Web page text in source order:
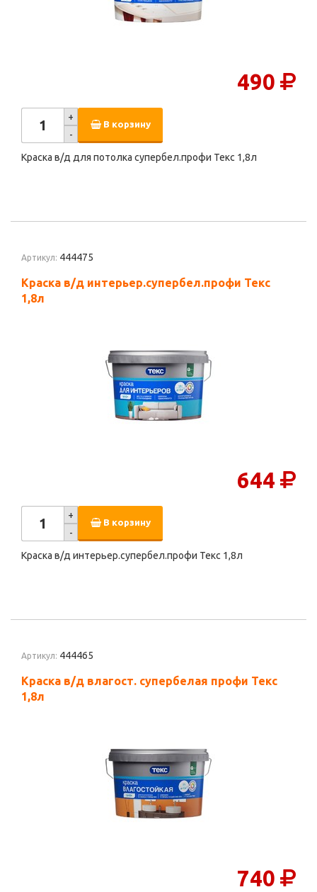
490
+
-
В корзину
Краска в/д для потолка супербел.профи Текс 1,8л
Артикул: 444475
Краска в/д интерьер.супербел.профи Текс
1,8л
644
+
-
В корзину
Краска в/д интерьер.супербел.профи Текс 1,8л
Артикул: 444465
Краска в/д влагост. супербелая профи Текс
1,8л
740